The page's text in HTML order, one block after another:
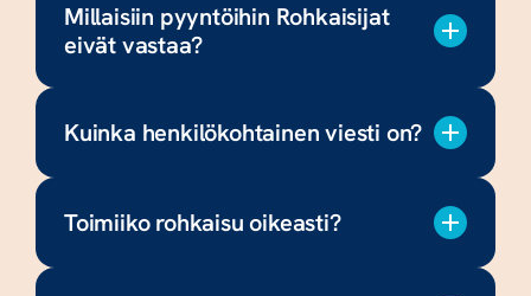
Millaisiin pyyntöihin Rohkaisijat
eivät vastaa?
Kuinka henkilökohtainen viesti on?
Toimiiko rohkaisu oikeasti?